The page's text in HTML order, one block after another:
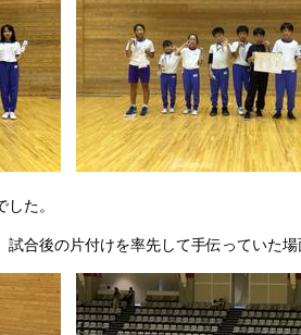
た。
合後の片付けを率先して手伝っていた場